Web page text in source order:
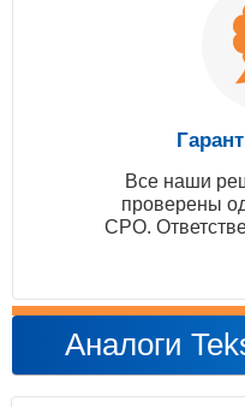
Все наши
проверены
СРО.
Аналоги